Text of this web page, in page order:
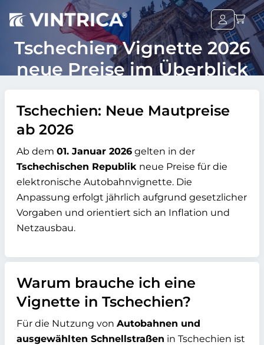
Tschechien Vignette 2026
neue Preise im Überblick
Tschechien: Neue Mautpreise
ab 2026
Ab dem 01. Januar 2026 gelten in der
Tschechischen Republik neue Preise für die
elektronische Autobahnvignette. Die
Anpassung erfolgt jährlich aufgrund gesetzlicher
Vorgaben und orientiert sich an Inflation und
Netzausbau.
Warum brauche ich eine
Vignette in Tschechien?
Für die Nutzung von Autobahnen und
ausgewählten Schnellstraßen in Tschechien ist